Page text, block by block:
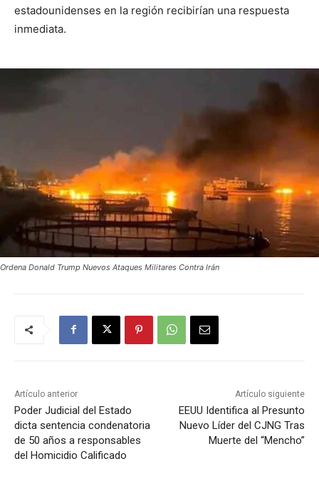
estadounidenses en la región recibirían una respuesta
inmediata.
Ordena Donald Trump Nuevos Ataques Militares Contra Irán
Artículo anterior
Poder Judicial del Estado
dicta sentencia condenatoria
de 50 años a responsables
del Homicidio Calificado
Artículo siguiente
EEUU Identifica al Presunto
Nuevo Líder del CJNG Tras
Muerte del “Mencho”